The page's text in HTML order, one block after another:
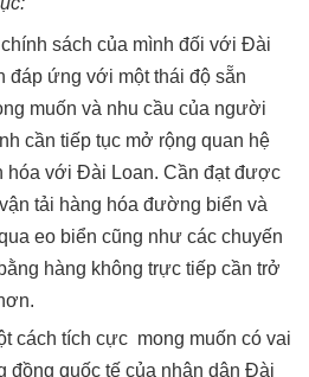
sách của mình đối với Đài
đáp ứng với một thái độ sẵn
muốn và nhu cầu của người
cần tiếp tục mở rộng quan hệ
hóa với Đài Loan. Cần đạt được
tải hàng hóa đường biển và
eo biển cũng như các chuyến
hàng không trực tiếp cần trở
cách tích cực mong muốn có vai
đồng quốc tế của nhân dân Đài